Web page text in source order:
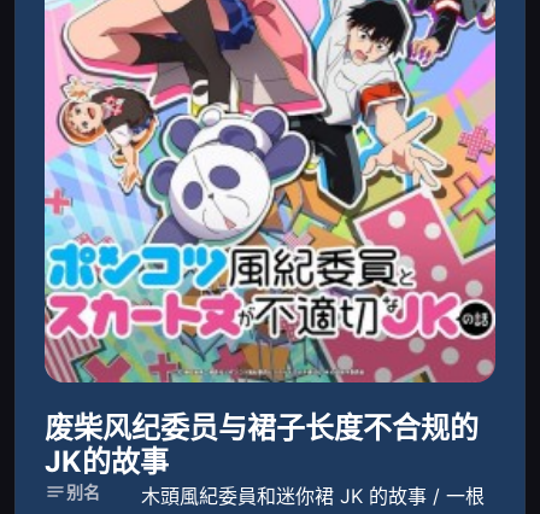
废柴风纪委员与裙子长度不合规的
JK的故事
别名
木頭風紀委員和迷你裙 JK 的故事 / 一根